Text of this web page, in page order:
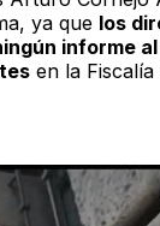
ya que los
informe
en la Fiscalía